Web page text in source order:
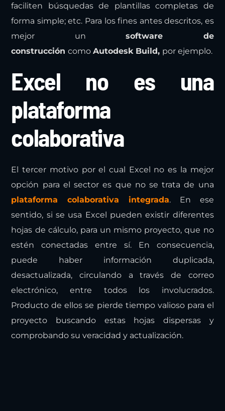
faciliten búsquedas de plantillas completas de
forma simple; etc. Para los fines antes descritos, es
mejor unsoftware de
construccióncomoAutodesk Build, por ejemplo.
Excel no es una
plataforma
colaborativa
El tercer motivo por el cual Excel no es la mejor
opción para el sector es que no se trata de una
plataforma colaborativa integrada. En ese
sentido, si se usa Excel pueden existir diferentes
hojas de cálculo, para un mismo proyecto, que no
estén conectadas entre sí. En consecuencia,
puede haber información duplicada,
desactualizada, circulando a través de correo
electrónico, entre todos los involucrados.
Producto de ellos se pierde tiempo valioso para el
proyecto buscando estas hojas dispersas y
comprobando su veracidad y actualización.